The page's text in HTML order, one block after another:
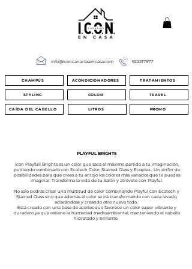
info@iconcanariasencasa.com 922217977
CHAMPÚS ACONDICIONADORES TRATAMIENTOS
STYLING COLOR TRAVEL
CAÍDA DEL CABELLO LITROS PROMO
PLAYFUL BRIGHTS
Icon Playfull Brights es un color que saca el máximo partido a tu imaginación,
pudiendo combinarlo con Ecotech Color, Stained Glass y Ecoplex... Un sinfin de
posibilidades para que crees a tu antojo los colores más variados que te puedas
imaginar. Transforma la vida de tu Salón y atrévete con Playful.
No solo podrás crear una multitud de color combinando Playful con Ecotech y
Stained Glass sino que además el color se irá transformando con cada lavado,
aclarándose y creando otro nuevo todo.
Está creado con una base de aceites que favorece un color super vibrante y
duradero ya que retiene la humedad medioambiental, manteniendo el cabello
hidratado y brillante.